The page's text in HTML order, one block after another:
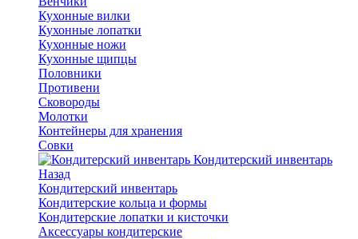
Кухонные вилки
Кухонные лопатки
Кухонные ножи
Кухонные щипцы
Половники
Противени
Сковороды
Молотки
Контейнеры для хранения
Совки
Кондитерский инвентарь
Назад
Кондитерский инвентарь
Кондитерские кольца и формы
Кондитерские лопатки и кисточки
Аксессуары кондитерские